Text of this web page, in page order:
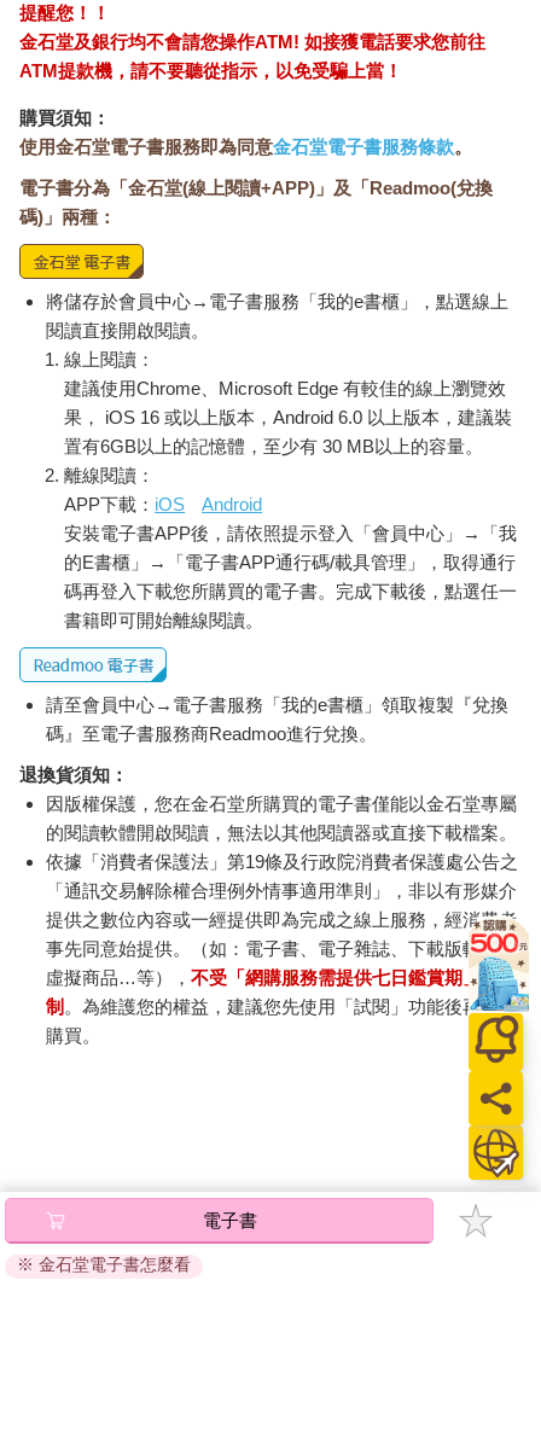
提醒您！！
金石堂及銀行均不會請您操作ATM! 如接獲電話要求您前往
ATM提款機，請不要聽從指示，以免受騙上當！
購買須知：
使用金石堂電子書服務即為同意金石堂電子書服務條款。
電子書分為「金石堂(線上閱讀+APP)」及「Readmoo(兌換
碼)」兩種：
將儲存於會員中心→電子書服務「我的e書櫃」，點選線上
閱讀直接開啟閱讀。
線上閱讀：
建議使用Chrome、Microsoft Edge 有較佳的線上瀏覽效
果， iOS 16 或以上版本，Android 6.0 以上版本，建議裝
置有6GB以上的記憶體，至少有 30 MB以上的容量。
離線閱讀：
APP下載： iOS
Android
安裝電子書APP後，請依照提示登入「會員中心」→「我
的E書櫃」→「電子書APP通行碼/載具管理」，取得通行
碼再登入下載您所購買的電子書。完成下載後，點選任一
書籍即可開始離線閱讀。
請至會員中心→電子書服務「我的e書櫃」領取複製『兌換
碼』至電子書服務商Readmoo進行兌換。
退換貨須知：
因版權保護，您在金石堂所購買的電子書僅能以金石堂專屬
的閱讀軟體開啟閱讀，無法以其他閱讀器或直接下載檔案。
依據「消費者保護法」第19條及行政院消費者保護處公告之
「通訊交易解除權合理例外情事適用準則」，非以有形媒介
提供之數位內容或一經提供即為完成之線上服務，經消費者
事先同意始提供。（如：電子書、電子雜誌、下載版軟體、
虛擬商品…等），不受「網購服務需提供七日鑑賞期」的限
制 。為維護您的權益，建議您先使用「試閱」功能後再付款
購買。
電子書
※ 金石堂電子書怎麼看